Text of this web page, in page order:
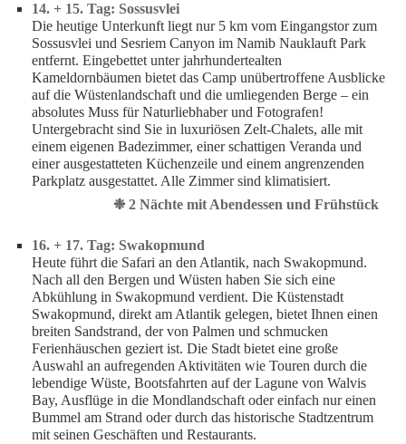
14. + 15. Tag: Sossusvlei
Die heutige Unterkunft liegt nur 5 km vom Eingangstor zum
Sossusvlei und Sesriem Canyon im Namib Nauklauft Park
entfernt. Eingebettet unter jahrhundertealten
Kameldornbäumen bietet das Camp unübertroffene Ausblicke
auf die Wüstenlandschaft und die umliegenden Berge – ein
absolutes Muss für Naturliebhaber und Fotografen!
Untergebracht sind Sie in luxuriösen Zelt-Chalets, alle mit
einem eigenen Badezimmer, einer schattigen Veranda und
einer ausgestatteten Küchenzeile und einem angrenzenden
Parkplatz ausgestattet. Alle Zimmer sind klimatisiert.
❉ 2 Nächte mit Abendessen und Frühstück
16. + 17. Tag: Swakopmund
Heute führt die Safari an den Atlantik, nach Swakopmund.
Nach all den Bergen und Wüsten haben Sie sich eine
Abkühlung in Swakopmund verdient. Die Küstenstadt
Swakopmund, direkt am Atlantik gelegen, bietet Ihnen einen
breiten Sandstrand, der von Palmen und schmucken
Ferienhäuschen geziert ist. Die Stadt bietet eine große
Auswahl an aufregenden Aktivitäten wie Touren durch die
lebendige Wüste, Bootsfahrten auf der Lagune von Walvis
Bay, Ausflüge in die Mondlandschaft oder einfach nur einen
Bummel am Strand oder durch das historische Stadtzentrum
mit seinen Geschäften und Restaurants.